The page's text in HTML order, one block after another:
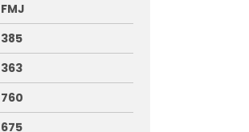
FMJ
385
363
760
675